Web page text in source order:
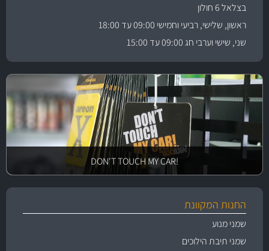
בצלאל 6 חולון
ראשון, שלישי, רביעי וחמישי 09:00 עד 18:00
שני, שישי וערבי חג 09:00 עד 15:00
!DON'T TOUCH MY CAR
החנות המקוונת
שמני מנוע
שמני תיבת הילוכים